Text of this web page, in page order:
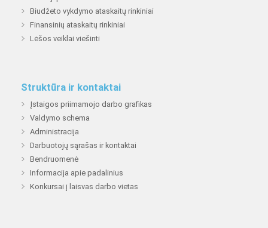
Biudžeto vykdymo ataskaitų rinkiniai
Finansinių ataskaitų rinkiniai
Lėšos veiklai viešinti
Struktūra ir kontaktai
Įstaigos priimamojo darbo grafikas
Valdymo schema
Administracija
Darbuotojų sąrašas ir kontaktai
Bendruomenė
Informacija apie padalinius
Konkursai į laisvas darbo vietas